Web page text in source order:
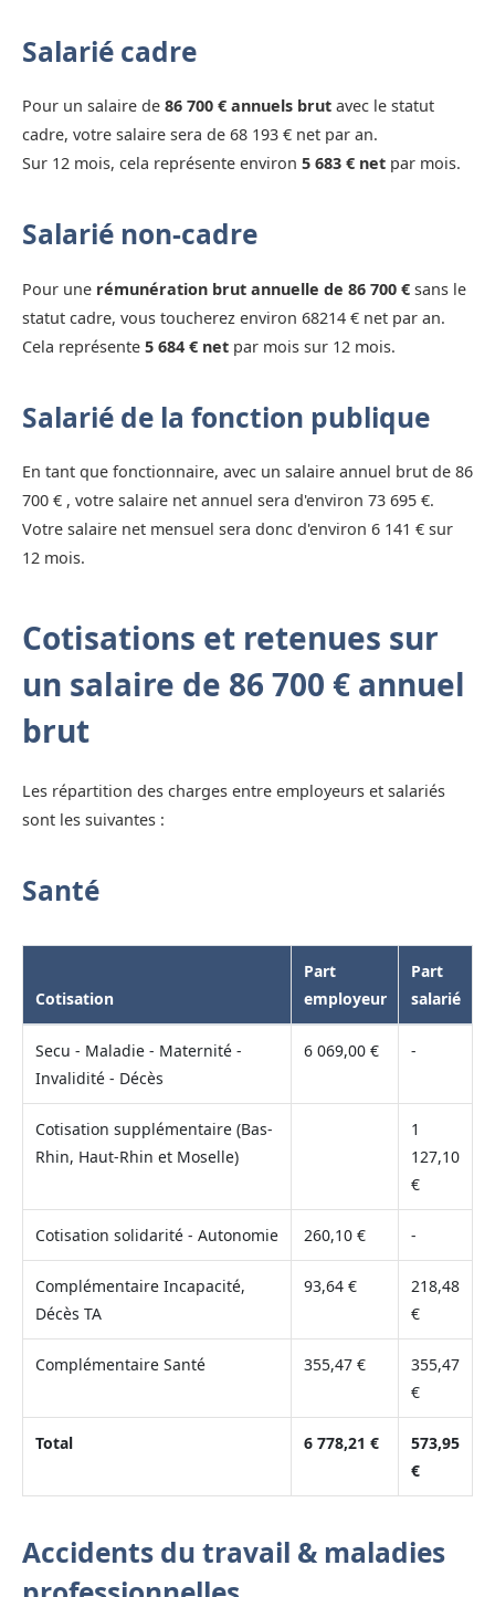
Salarié cadre
Pour un salaire de 86 700 € annuels brut avec le statut
cadre, votre salaire sera de 68 193 € net par an.
Sur 12 mois, cela représente environ 5 683 € net par mois.
Salarié non-cadre
Pour une rémunération brut annuelle de 86 700 € sans le
statut cadre, vous toucherez environ 68214 € net par an.
Cela représente 5 684 € net par mois sur 12 mois.
Salarié de la fonction publique
En tant que fonctionnaire, avec un salaire annuel brut de 86
700 € , votre salaire net annuel sera d'environ 73 695 €.
Votre salaire net mensuel sera donc d'environ 6 141 € sur
12 mois.
Cotisations et retenues sur
un salaire de 86 700 € annuel
brut
Les répartition des charges entre employeurs et salariés
sont les suivantes :
Santé
Cotisation
Part
employeur
Part
salarié
Secu - Maladie - Maternité -
Invalidité - Décès
6 069,00 € -
Cotisation supplémentaire (Bas-
Rhin, Haut-Rhin et Moselle)
1
127,10
€
Cotisation solidarité - Autonomie 260,10 € -
Complémentaire Incapacité,
Décès TA
93,64 €
218,48
€
Complémentaire Santé 355,47 €
355,47
€
Total 6 778,21 €
573,95
€
Accidents du travail & maladies